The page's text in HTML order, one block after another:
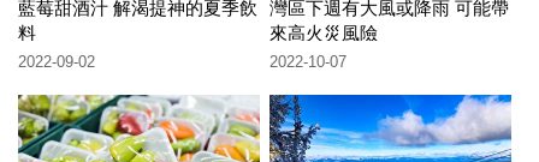
藍莓甜酒汁 解渴提神的夏季飲
料
2022-09-02
灣區下週有大風或降雨 可能帶
來高火災風險
2022-10-07